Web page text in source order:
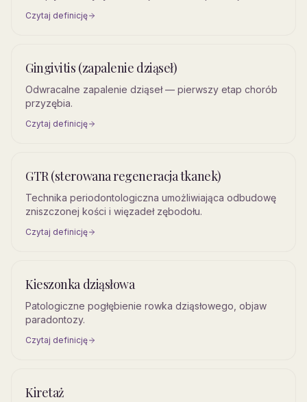
Czytaj definicję
Gingivitis (zapalenie dziąseł)
Odwracalne zapalenie dziąseł — pierwszy etap chorób
przyzębia.
Czytaj definicję
GTR (sterowana regeneracja tkanek)
Technika periodontologiczna umożliwiająca odbudowę
zniszczonej kości i więzadeł zębodołu.
Czytaj definicję
Kieszonka dziąsłowa
Patologiczne pogłębienie rowka dziąsłowego, objaw
paradontozy.
Czytaj definicję
Kiretaż